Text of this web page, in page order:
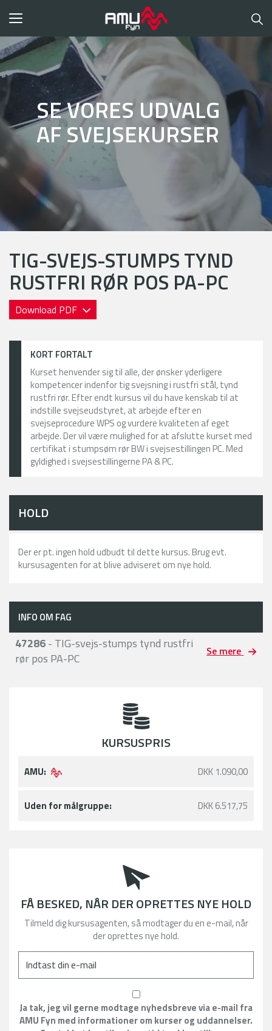
Toggle
SE VORES UDVALG
AF SVEJSEKURSER
TIG-SVEJS-STUMPS TYND
RUSTFRI RØR POS PA-PC
Download PDF
KORT FORTALT
Kurset henvender sig til alle, der ønsker yderligere
kompetencer indenfor tig svejsning i rustfri stål, tynd
rustfri rør. Efter endt kursus vil du have kenskab til at
indstille svejseudstyret, at arbejde efter en
svejseprocedure WPS og vurdere kvaliteten af eget
arbejde. Der vil være mulighed for at afslutte kurset med
certifikat i stumpsøm rør BW i svejsestillingen PC. Med
gyldighed i svejsestillingerne PA & PC.
HOLD
Der er pt. ingen hold udbudt til dette kursus. Brug evt.
kursusagenten for at blive adviseret om nye hold.
INFO OM FAG
47286- TIG-svejs-stumps tynd rustfri
rør pos PA-PC
Se mere
KURSUSPRIS
AMU: DKK 1.090,00
Uden for målgruppe: DKK 6.517,75
FÅ BESKED, NÅR DER OPRETTES NYE HOLD
Tilmeld dig kursusagenten, så modtager du en e-mail, når
der oprettes nye hold.
Ja tak, jeg vil gerne modtage nyhedsbreve via e-mail fra
AMU Fyn med informationer om kurser og uddannelser.